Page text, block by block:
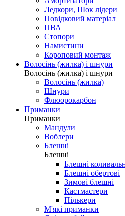
Ледкори, Шок лідери
Повідковий матеріал
ПВА
Стопори
Намистини
Короповий монтаж
Волосінь (жилка) і шнури
Волосінь (жилка) і шнури
Волосінь (жилка)
Шнури
Флюорокарбон
Приманки
Приманки
Мандули
Воблери
Блешні
Блешні
Блешні
Блешні обертові
Зимові блешні
Кастмастери
Пількери
М'які приманки